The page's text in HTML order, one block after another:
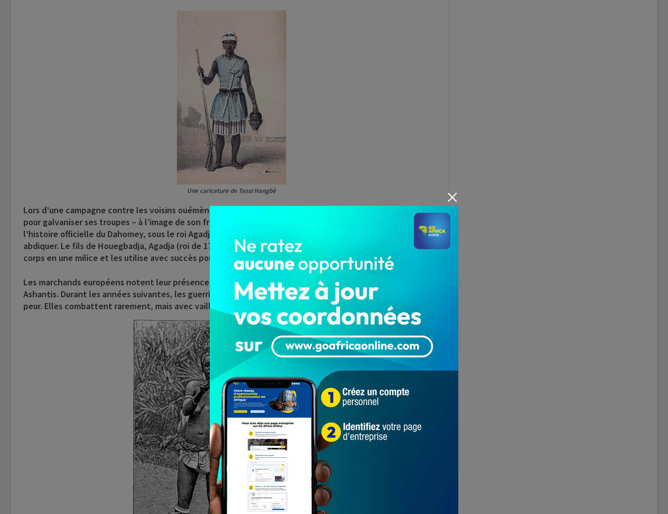
Une caricature de Tassi Hangbè
Lors d’une campagne contre les voisins ouémènou du royaume, elle prend la tête de l’armée, travestie –
pour galvaniser ses troupes – à l’image de son frère jumeau défunt, Akaba. Elle a été largement effacée de
l’histoire officielle du Dahomey, sous le roi Agadja son successeur, dont les partisans obligent la reine à
abdiquer. Le fils de Houegbadja, Agadja (roi de 1708 à 1732), développe le groupe de femmes gardes du
corps en une milice et les utilise avec succès pour vaincre le Royaume houéda en 1727.
Les marchands européens notent leur présence ainsi que celle d’autres femmes guerrières parmi les
Ashantis. Durant les années suivantes, les guerrières acquièrent une réputation de combattantes sans
peur. Elles combattent rarement, mais avec vaillance.